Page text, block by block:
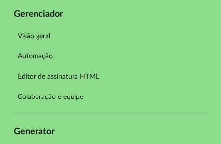
Gerenciador
Visão geral
Automação
Editor de assinatura HTML
Colaboração e equipe
Generator